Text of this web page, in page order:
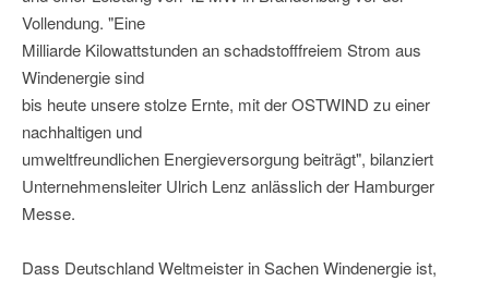
Vollendung. "Eine
Milliarde Kilowattstunden an schadstofffreiem Strom aus
Windenergie sind
bis heute unsere stolze Ernte, mit der OSTWIND zu einer
nachhaltigen und
umweltfreundlichen Energieversorgung beiträgt", bilanziert
Unternehmensleiter Ulrich Lenz anlässlich der Hamburger
Messe.
Dass Deutschland Weltmeister in Sachen Windenergie ist,